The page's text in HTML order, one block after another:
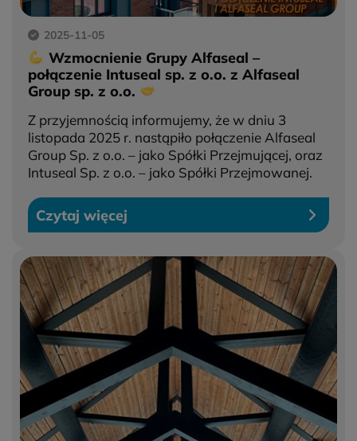
2025-11-05
Wzmocnienie Grupy Alfaseal –
połączenie Intuseal sp. z o.o. z Alfaseal
Group sp. z o.o.
Z przyjemnością informujemy, że w dniu 3
listopada 2025 r. nastąpiło połączenie Alfaseal
Group Sp. z o.o. – jako Spółki Przejmującej, oraz
Intuseal Sp. z o.o. – jako Spółki Przejmowanej.
Czytaj więcej